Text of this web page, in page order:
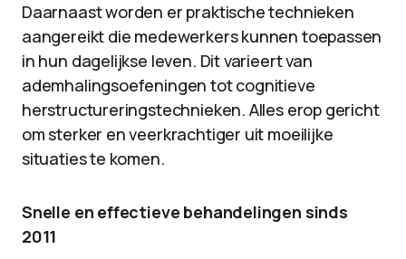
Daarnaast worden er praktische technieken
aangereikt die medewerkers kunnen toepassen
in hun dagelijkse leven. Dit varieert van
ademhalingsoefeningen tot cognitieve
herstructureringstechnieken. Alles erop gericht
om sterker en veerkrachtiger uit moeilijke
situaties te komen.
Snelle en effectieve behandelingen sinds
2011